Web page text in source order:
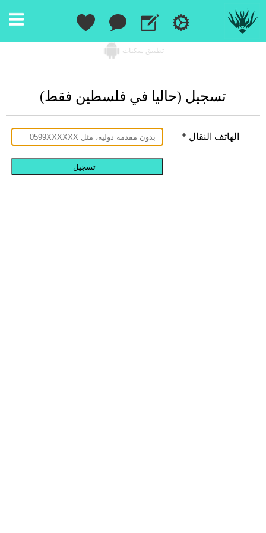
تطبيق سكنات
تسجيل (حاليا في فلسطين فقط)
الهاتف النقال *